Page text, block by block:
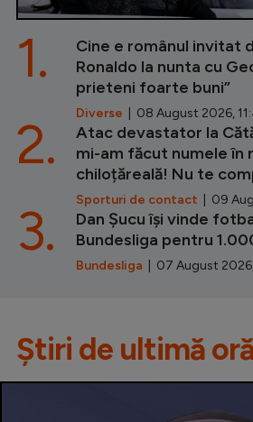
Cine e românul invitat
Ronaldo la nunta cu
prieteni foarte buni”
Diverse | 08 August 2026,
1.
Atac devastator la
mi-am făcut numele în
chiloțăreală! Nu te
Sporturi de contact | 09
2.
Dan Șucu își vinde
Bundesliga pentru
Bundesliga | 07 August
3.
Știri de ultimă